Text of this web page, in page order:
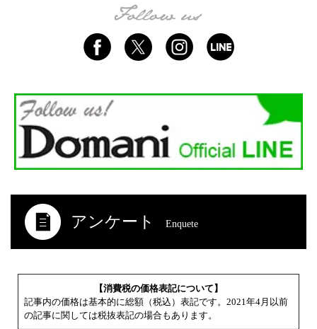
アンケート Enquete
【消費税の価格表記について】
記事内の価格は基本的に総額（税込）表記です。2021年4月以前
の記事に関しては税抜表記の場合もあります。